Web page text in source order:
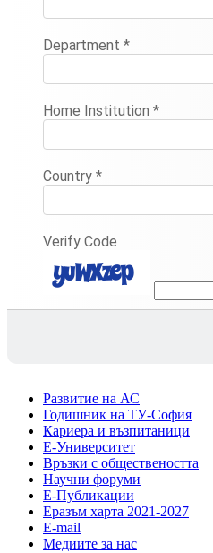
Department *
Home Institution *
Country *
Verify Code
Развитие на АС
Годишник на ТУ-София
Кариера и възпитаници
Е-Университет
Връзки с обществеността
Научни форуми
Е-Публикации
Еразъм харта 2021-2027
E-mail
Медиите за нас